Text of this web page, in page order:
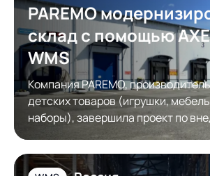
PAREMO
склад с помощью
WMS
Компания PAREMO,
детских товаров (игрушки,
наборы), завершила проект по
системы управления складом
Основной задачей проекта
процессов для обеспечения